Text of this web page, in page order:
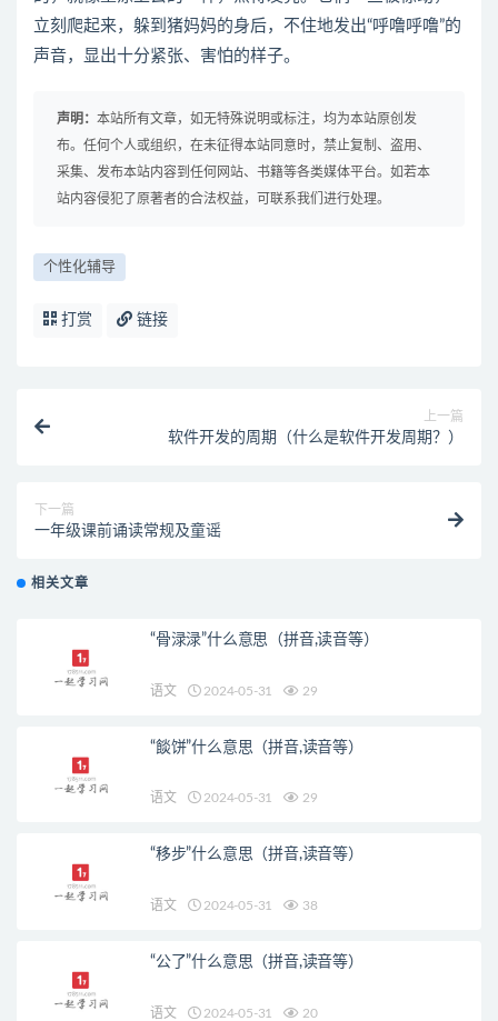
立刻爬起来，躲到猪妈妈的身后，不住地发出“呼噜呼噜”的
声音，显出十分紧张、害怕的样子。
声明： 本站所有文章，如无特殊说明或标注，均为本站原创发
布。任何个人或组织，在未征得本站同意时，禁止复制、盗用、
采集、发布本站内容到任何网站、书籍等各类媒体平台。如若本
站内容侵犯了原著者的合法权益，可联系我们进行处理。
个性化辅导
打赏 链接
上一篇
软件开发的周期（什么是软件开发周期？）
下一篇
一年级课前诵读常规及童谣
相关文章
“骨渌渌”什么意思（拼音,读音等）
语文 2024-05-31 29
“餤饼”什么意思（拼音,读音等）
语文 2024-05-31 29
“移步”什么意思（拼音,读音等）
语文 2024-05-31 38
“公了”什么意思（拼音,读音等）
语文 2024-05-31 20